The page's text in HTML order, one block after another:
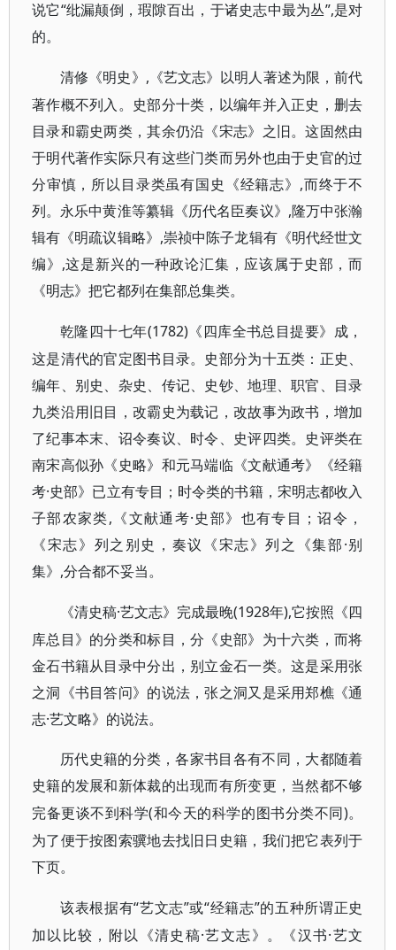
说它“纰漏颠倒，瑕隙百出，于诸史志中最为丛”,是对
的。
清修《明史》 ,《艺文志》以明人著述为限，前代
著作概不列入。史部分十类，以编年并入正史，删去
目录和霸史两类，其余仍沿《宋志》之旧。这固然由
于明代著作实际只有这些门类而另外也由于史官的过
分审慎，所以目录类虽有国史《经籍志》,而终于不
列。永乐中黄淮等纂辑《历代名臣奏议》,隆万中张瀚
辑有《明疏议辑略》,崇祯中陈子龙辑有《明代经世文
编》,这是新兴的一种政论汇集，应该属于史部，而
《明志》把它都列在集部总集类。
乾隆四十七年(1782)《四库全书总目提要》成，
这是清代的官定图书目录。史部分为十五类：正史、
编年、别史、杂史、传记、史钞、地理、职官、目录
九类沿用旧目，改霸史为载记，改故事为政书，增加
了纪事本末、诏令奏议、时令、史评四类。史评类在
南宋高似孙《史略》和元马端临《文献通考》《经籍
考·史部》已立有专目；时令类的书籍，宋明志都收入
子部农家类,《文献通考·史部》也有专目；诏令，
《宋志》列之别史，奏议《宋志》列之《集部·别
集》,分合都不妥当。
《清史稿·艺文志》完成最晚(1928年),它按照《四
库总目》的分类和标目，分《史部》为十六类，而将
金石书籍从目录中分出，别立金石一类。这是采用张
之洞《书目答问》的说法，张之洞又是采用郑樵《通
志·艺文略》的说法。
历代史籍的分类，各家书目各有不同，大都随着
史籍的发展和新体裁的出现而有所变更，当然都不够
完备更谈不到科学(和今天的科学的图书分类不同)。
为了便于按图索骥地去找旧日史籍，我们把它表列于
下页。
该表根据有“艺文志”或“经籍志”的五种所谓正史
加以比较，附以《清史稿·艺文志》。《汉书·艺文